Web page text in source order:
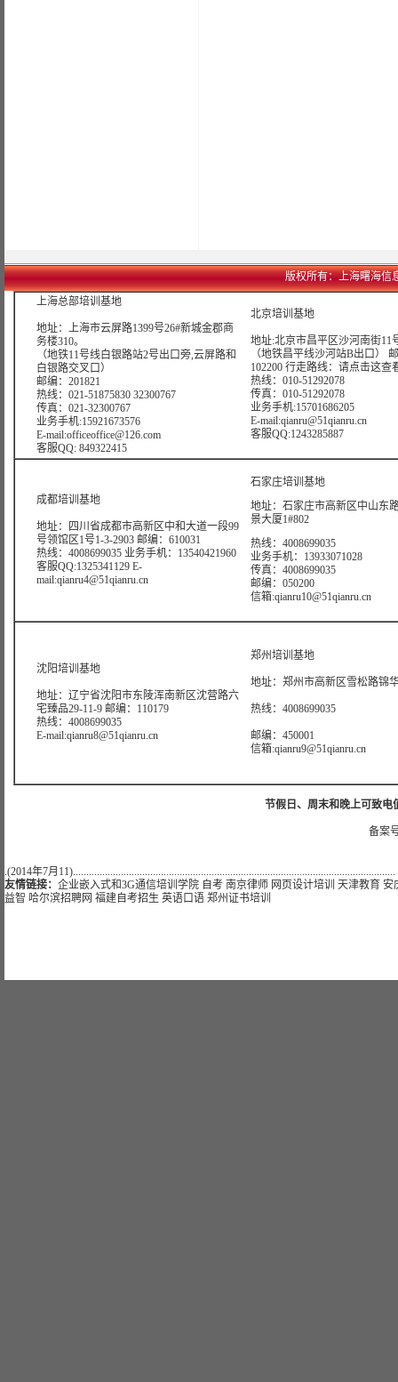
版权所有：上海曙海信
上海总部培训基地
地址：上海市云屏路1399号26#新城金郡商
务楼310。
（地铁11号线白银路站2号出口旁,云屏路和
白银路交叉口）
邮编：201821
热线：021-51875830 32300767
传真：021-32300767
业务手机:15921673576
E-mail:officeoffice@126.com
客服QQ: 849322415
北京培训基地
地址:北京市昌平区沙河南街11
（地铁昌平线沙河站B出口）
102200 行走路线： 请点击这查
热线：010-51292078
传真：010-51292078
业务手机:15701686205
E-mail:qianru@51qianru.cn
客服QQ:1243285887
成都培训基地
地址：四川省成都市高新区中和大道一段99
号领馆区1号1-3-2903 邮编：610031
热线：4008699035 业务手机：13540421960
客服QQ:1325341129 E-
mail:qianru4@51qianru.cn
石家庄培训基地
地址：石家庄市高新区中山东
景大厦1#802
热线：4008699035
业务手机：13933071028
传真：4008699035
邮编：050200
信箱:qianru10@51qianru.cn
沈阳培训基地
地址：辽宁省沈阳市东陵浑南新区沈营路六
宅臻品29-11-9 邮编：110179
热线：4008699035
E-mail:qianru8@51qianru.cn
郑州培训基地
地址：郑州市高新区雪松路锦
热线：4008699035
邮编：450001
信箱:qianru9@51qianru.cn
节假日、周末和晚上可致电
备案
.(2014年7月11).........................................................................................................................
友情链接： 企业嵌入式和3G通信培训学院 自考 南京律师 网页设计培训 天津教育 安
益智 哈尔滨招聘网 福建自考招生 英语口语 郑州证书培训